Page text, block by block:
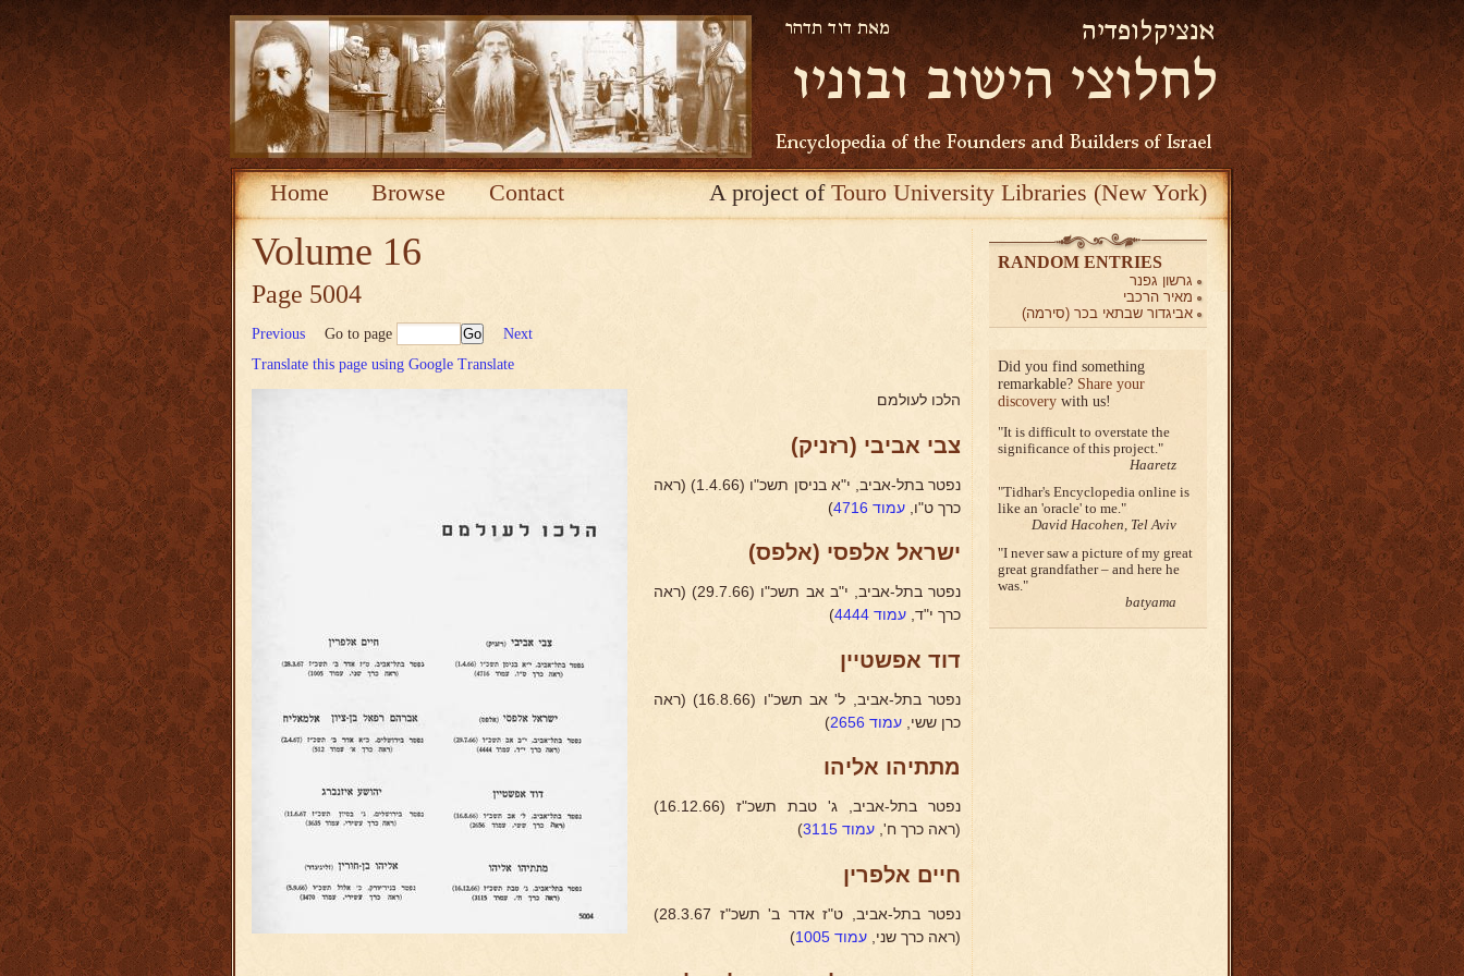
Home Browse Contact A project ofTouro University Libraries (New York)
Volume 16
Page 5004
Previous Go to page
Next
Translate this page using Google Translate
הלכו לעולמם
צבי אביבי (רזניק)
נפטר בתל-אביב, י"א בניסן תשכ"ו (1.4.66) (ראה
כרך ט"ו, עמוד 4716 )
ישראל אלפסי (אלפס)
נפטר בתל-אביב, י"ב אב תשכ"ו (29.7.66) (ראה
כרך י"ד, עמוד 4444 )
דוד אפשטיין
נפטר בתל-אביב, ל' אב תשכ"ו (16.8.66) (ראה
כרן ששי, עמוד 2656 )
מתתיהו אליהו
נפטר בתל-אביב, ג' טבת תשכ"ז (16.12.66)
(ראה כרך ח', עמוד 3115 )
חיים אלפרין
נפטר בתל-אביב, ט"ז אדר ב' תשכ"ז 28.3.67)
(ראה כרך שני, עמוד 1005 )
RANDOM ENTRIES
גרשון גפנר
מאיר הרכבי
אביגדור שבתאי בכר (סירמה)
Did you find something
remarkable? Share your
discovery with us!
It is difficult to overstate the
significance of this project.
Haaretz
Tidhar's Encyclopedia online is
like an 'oracle' to me.
David Hacohen, Tel Aviv
I never saw a picture of my great
great grandfather – and here he
was.
batyama